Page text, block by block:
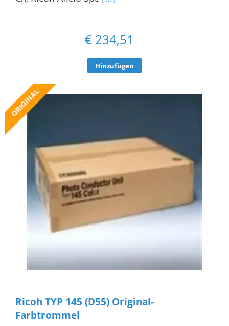
€ 234,51
Hinzufügen
Ricoh TYP 145 (D55) Original-
Farbtrommel